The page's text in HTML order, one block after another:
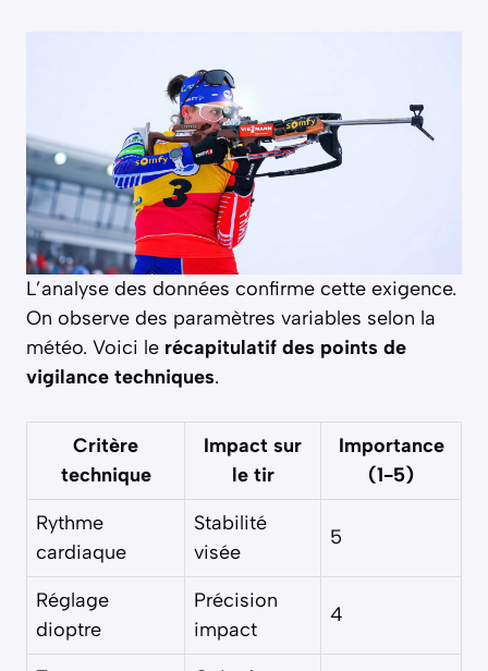
L’analyse des données confirme cette exigence.
On observe des paramètres variables selon la
météo. Voici le récapitulatif des points de
vigilance techniques.
Critère
technique
Impact sur
le tir
Importance
(1-5)
Rythme
cardiaque
Stabilité
visée
5
Réglage
dioptre
Précision
impact
4